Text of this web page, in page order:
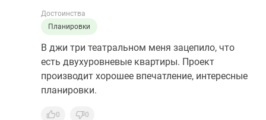
Достоинства
Планировки
В джи три театральном меня зацепило, что
есть двухуровневые квартиры. Проект
производит хорошее впечатление, интересные
планировки.
0 0